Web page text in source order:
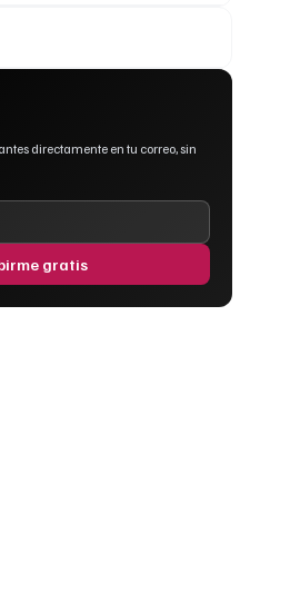
directamente en tu correo, sin
gratis